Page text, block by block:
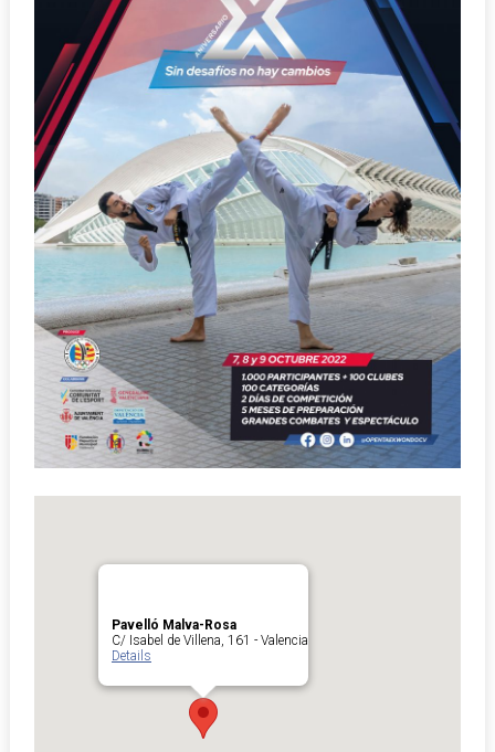
Pavelló Malva-Rosa
C/ Isabel de Villena, 161 - Valencia
Details